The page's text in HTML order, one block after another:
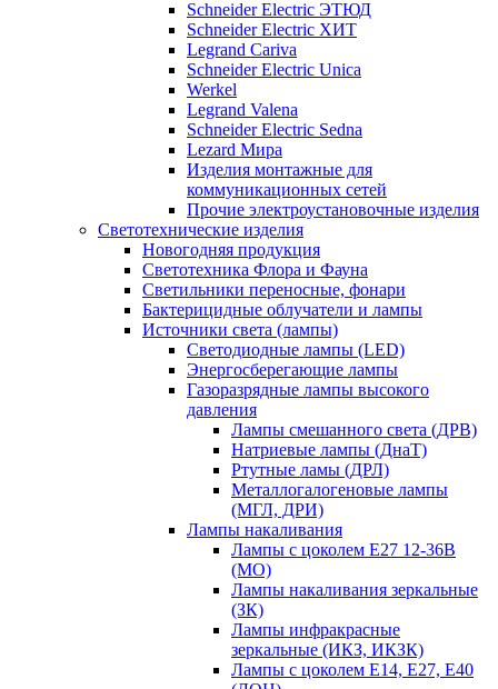
Schneider Electric ЭТЮД
Schneider Electric ХИТ
Legrand Cariva
Schneider Electric Unica
Werkel
Legrand Valena
Schneider Electric Sedna
Lezard Мира
Изделия монтажные для
коммуникационных сетей
Прочие электроустановочные изделия
Светотехнические изделия
Новогодняя продукция
Светотехника Флора и Фауна
Светильники переносные, фонари
Бактерицидные облучатели и лампы
Источники света (лампы)
Светодиодные лампы (LED)
Энергосберегающие лампы
Газоразрядные лампы высокого
давления
Лампы смешанного света (ДРВ)
Натриевые лампы (ДнаТ)
Ртутные ламы (ДРЛ)
Металлогалогеновые лампы
(МГЛ, ДРИ)
Лампы накаливания
Лампы с цоколем Е27 12-36В
(МО)
Лампы накаливания зеркальные
(ЗК)
Лампы инфракрасные
зеркальные (ИКЗ, ИКЗК)
Лампы с цоколем Е14, Е27, Е40